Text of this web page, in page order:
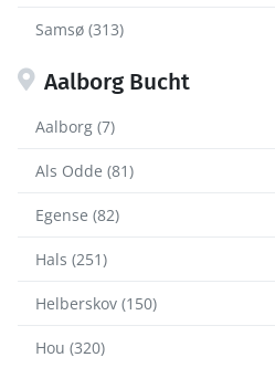
Samsø (313)
Aalborg Bucht
Aalborg (7)
Als Odde (81)
Egense (82)
Hals (251)
Helberskov (150)
Hou (320)